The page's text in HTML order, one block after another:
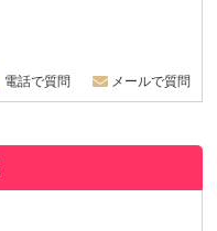
電話で質問 メールで質問